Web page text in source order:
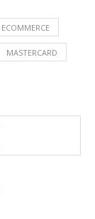
ECOMMERCE
MASTERCARD